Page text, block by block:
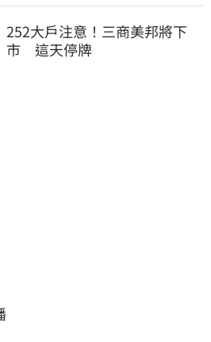
252大戶注意！三商美邦將下
市　這天停牌